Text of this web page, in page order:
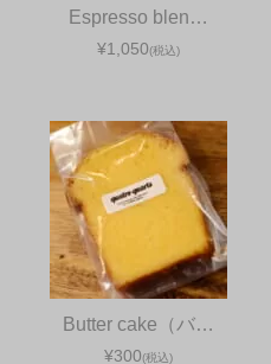
Espresso blen…
¥1,050(税込)
Butter cake（バ…
¥300(税込)